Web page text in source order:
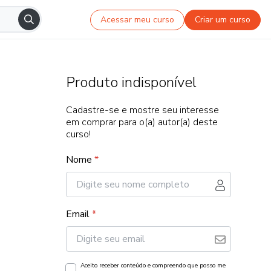
Acessar meu curso Criar um curso
Produto indisponível
Cadastre-se e mostre seu interesse
em comprar para o(a) autor(a) deste
curso!
Nome *
Email*
Aceito receber conteúdo e compreendo que posso me